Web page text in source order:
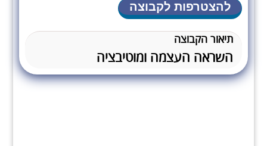
להצטרפות לקבוצה
תיאור הקבוצה
השראה העצמה ומוטיבציה